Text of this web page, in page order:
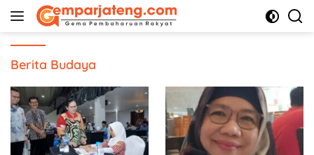
Langsung
Berita Budaya